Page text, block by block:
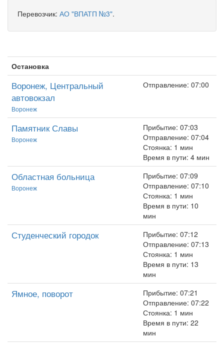
Перевозчик: АО "ВПАТП №3".
Остановка
Воронеж, Центральный
автовокзал
Воронеж
Отправление: 07:00
Памятник Славы
Воронеж
Прибытие: 07:03
Отправление: 07:04
Стоянка: 1 мин
Время в пути: 4 мин
Областная больница
Воронеж
Прибытие: 07:09
Отправление: 07:10
Стоянка: 1 мин
Время в пути: 10
мин
Студенческий городок
Прибытие: 07:12
Отправление: 07:13
Стоянка: 1 мин
Время в пути: 13
мин
Ямное, поворот
Прибытие: 07:21
Отправление: 07:22
Стоянка: 1 мин
Время в пути: 22
мин